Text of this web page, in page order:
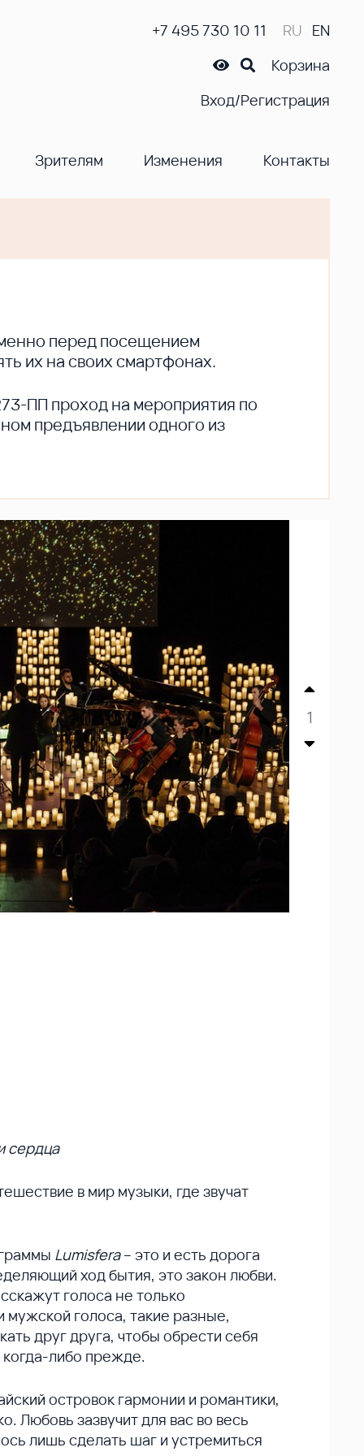
+7 495 730 10 11 RU EN
Корзина
Вход/Регистрация
Зрителям Изменения Контакты
перед посещением
их на своих смартфонах.
ПП проход на мероприятия по
предъявлении одного из
1
сердца
в мир музыки, где звучат
Lumisfera– это и есть дорога
ход бытия, это закон любви.
голоса не только
мужской голоса, такие разные,
друг друга, чтобы обрести себя
когда-либо прежде.
островок гармонии и романтики,
Любовь зазвучит для вас во весь
лишь сделать шаг и устремиться